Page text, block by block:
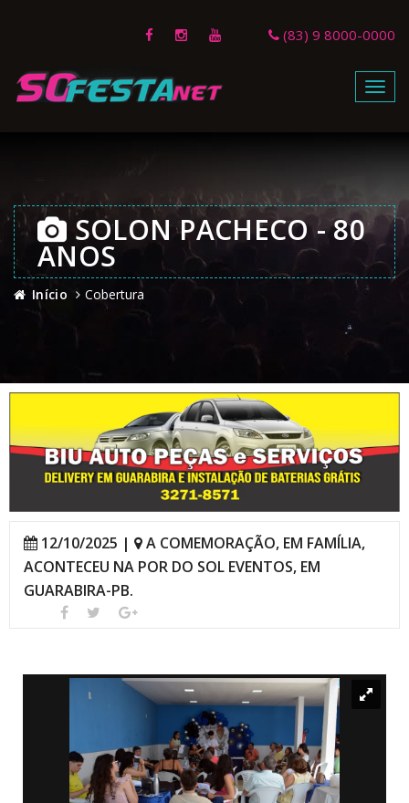
(83) 9 8000-0000
Menu
SOLON PACHECO - 80
ANOS
Início Cobertura
12/10/2025 |
A COMEMORAÇÃO, EM FAMÍLIA,
ACONTECEU NA POR DO SOL EVENTOS, EM
GUARABIRA-PB.